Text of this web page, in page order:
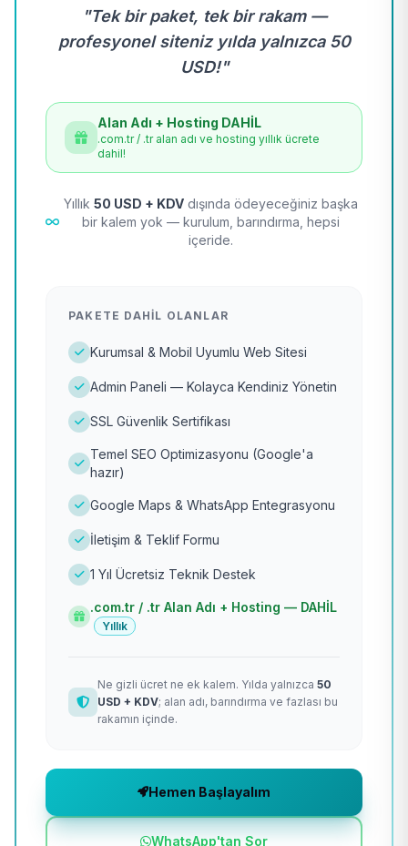
"Tek bir paket, tek bir rakam —
profesyonel siteniz yılda yalnızca 50
USD!"
Alan Adı + Hosting DAHİL
.com.tr / .tr alan adı ve hosting yıllık ücrete
dahil!
Yıllık 50 USD + KDV dışında ödeyeceğiniz başka
bir kalem yok — kurulum, barındırma, hepsi
içeride.
PAKETE DAHIL OLANLAR
Kurumsal & Mobil Uyumlu Web Sitesi
Admin Paneli — Kolayca Kendiniz Yönetin
SSL Güvenlik Sertifikası
Temel SEO Optimizasyonu (Google'a
hazır)
Google Maps & WhatsApp Entegrasyonu
İletişim & Teklif Formu
1 Yıl Ücretsiz Teknik Destek
.com.tr / .tr Alan Adı + Hosting — DAHİL
Yıllık
Ne gizli ücret ne ek kalem. Yılda yalnızca 50
USD + KDV; alan adı, barındırma ve fazlası bu
rakamın içinde.
Hemen Başlayalım
WhatsApp'tan Sor